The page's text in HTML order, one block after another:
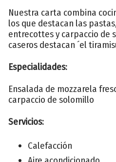
Nuestra carta combina
los que destacan las
entrecottes y carpaccio de
caseros destacan ´el
Especialidades:
Ensalada de mozzarela
carpaccio de solomillo
Servicios:
Calefacción